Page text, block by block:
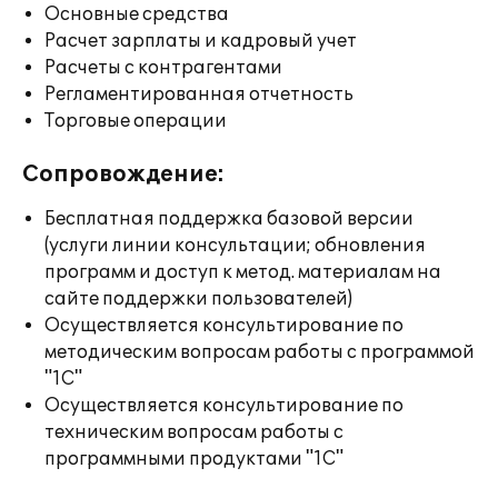
Основные средства
Расчет зарплаты и кадровый учет
Расчеты с контрагентами
Регламентированная отчетность
Торговые операции
Сопровождение:
Бесплатная поддержка базовой версии
(услуги линии консультации; обновления
программ и доступ к метод. материалам на
сайте поддержки пользователей)
Осуществляется консультирование по
методическим вопросам работы с программой
"1С"
Осуществляется консультирование по
техническим вопросам работы с
программными продуктами "1С"